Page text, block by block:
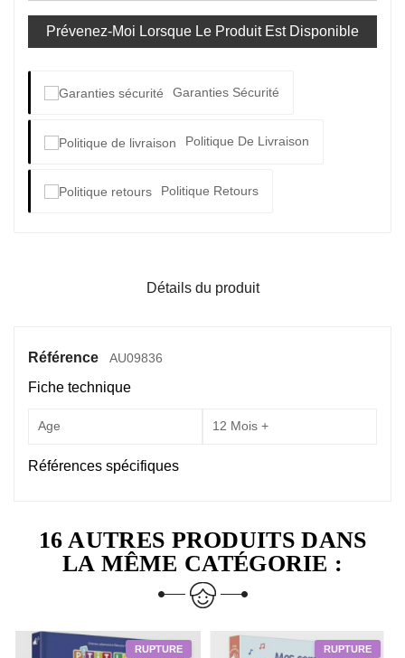
Prévenez-Moi Lorsque Le Produit Est Disponible
Garanties Sécurité
Politique De Livraison
Politique Retours
Détails du produit
Référence AU09836
Fiche technique
Age 12 Mois +
Références spécifiques
16 AUTRES PRODUITS DANS
LA MÊME CATÉGORIE :